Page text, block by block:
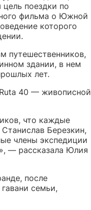
поездки по
фильма о Южной
которого
путешественников,
здании, в нем
лет.
40 — живописной
что каждые
Березкин,
члены экспедиции
— рассказала Юлия
после
семьи,